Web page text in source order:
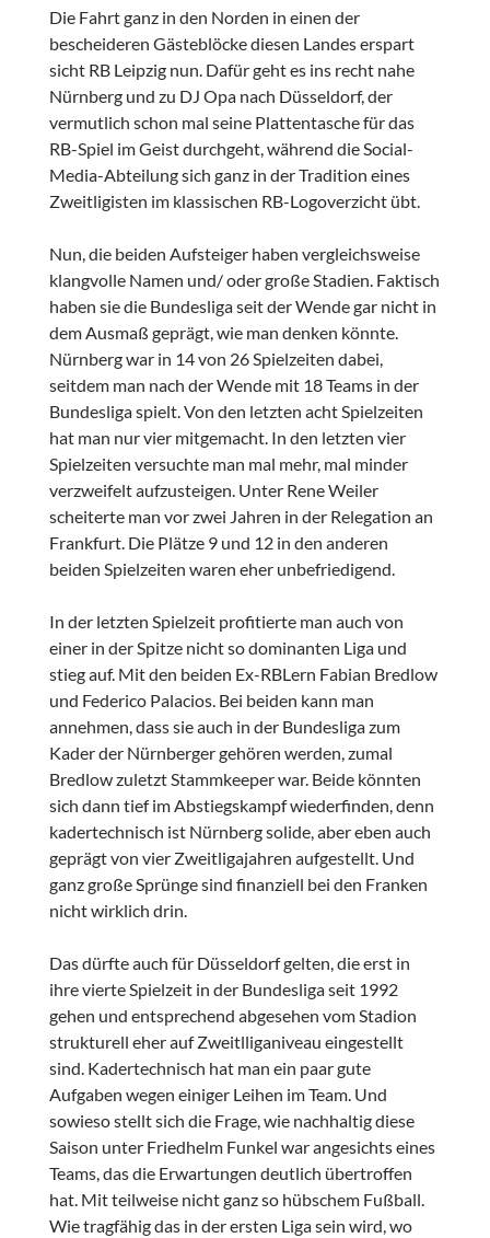
Die Fahrt ganz in den Norden in einen der
bescheideren Gästeblöcke diesen Landes erspart
sicht RB Leipzig nun. Dafür geht es ins recht nahe
Nürnberg und zu DJ Opa nach Düsseldorf, der
vermutlich schon mal seine Plattentasche für das
RB-Spiel im Geist durchgeht, während die Social-
Media-Abteilung sich ganz in der Tradition eines
Zweitligisten im klassischen RB-Logoverzicht übt.
Nun, die beiden Aufsteiger haben vergleichsweise
klangvolle Namen und/ oder große Stadien. Faktisch
haben sie die Bundesliga seit der Wende gar nicht in
dem Ausmaß geprägt, wie man denken könnte.
Nürnberg war in 14 von 26 Spielzeiten dabei,
seitdem man nach der Wende mit 18 Teams in der
Bundesliga spielt. Von den letzten acht Spielzeiten
hat man nur vier mitgemacht. In den letzten vier
Spielzeiten versuchte man mal mehr, mal minder
verzweifelt aufzusteigen. Unter Rene Weiler
scheiterte man vor zwei Jahren in der Relegation an
Frankfurt. Die Plätze 9 und 12 in den anderen
beiden Spielzeiten waren eher unbefriedigend.
In der letzten Spielzeit profitierte man auch von
einer in der Spitze nicht so dominanten Liga und
stieg auf. Mit den beiden Ex-RBLern Fabian Bredlow
und Federico Palacios. Bei beiden kann man
annehmen, dass sie auch in der Bundesliga zum
Kader der Nürnberger gehören werden, zumal
Bredlow zuletzt Stammkeeper war. Beide könnten
sich dann tief im Abstiegskampf wiederfinden, denn
kadertechnisch ist Nürnberg solide, aber eben auch
geprägt von vier Zweitligajahren aufgestellt. Und
ganz große Sprünge sind finanziell bei den Franken
nicht wirklich drin.
Das dürfte auch für Düsseldorf gelten, die erst in
ihre vierte Spielzeit in der Bundesliga seit 1992
gehen und entsprechend abgesehen vom Stadion
strukturell eher auf Zweitlliganiveau eingestellt
sind. Kadertechnisch hat man ein paar gute
Aufgaben wegen einiger Leihen im Team. Und
sowieso stellt sich die Frage, wie nachhaltig diese
Saison unter Friedhelm Funkel war angesichts eines
Teams, das die Erwartungen deutlich übertroffen
hat. Mit teilweise nicht ganz so hübschem Fußball.
Wie tragfähig das in der ersten Liga sein wird, wo